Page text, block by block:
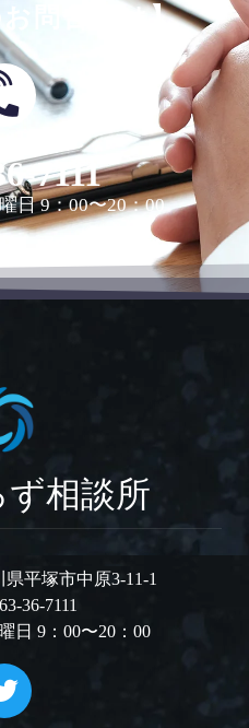
問合せは】
7111
日 9：00〜20：00
相談所
平塚市中原3-11-1
36-7111
日 9：00〜20：00